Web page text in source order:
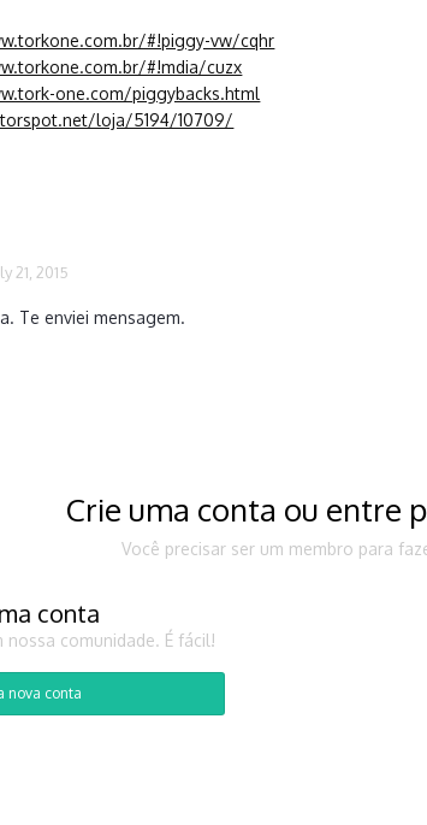
#!piggy-vw/cqhr
#!mdia/cuzx
one.com/piggybacks.html
loja/5194/10709/
21, 2015
Te enviei mensagem.
Crie uma conta ou entre
Você precisar ser um membro para
conta
comunidade. É fácil!
nova conta